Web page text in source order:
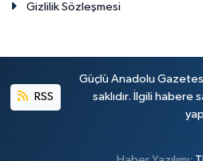
Gizlilik Sözleşmesi
RSS
Güçlü Anadolu
saklıdır. İlgili habere